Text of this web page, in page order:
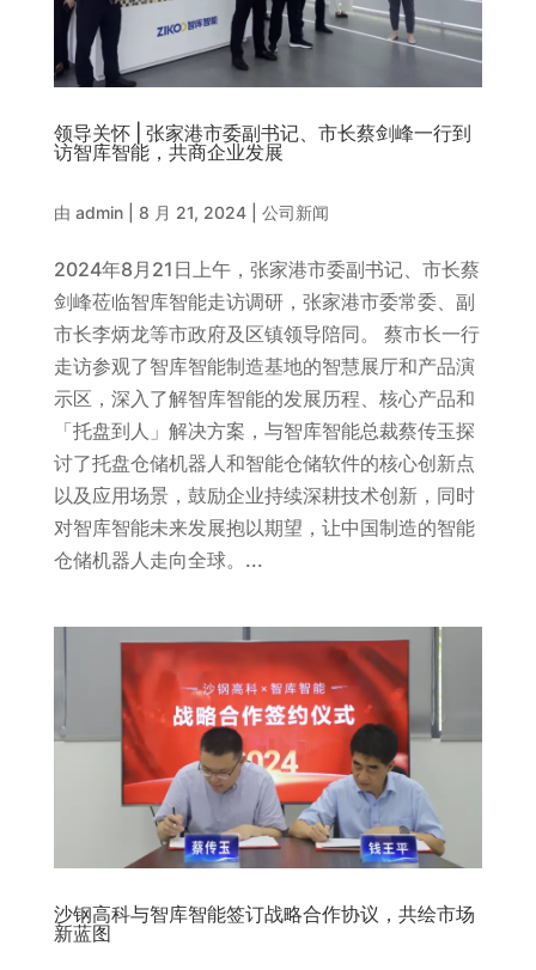
领导关怀 | 张家港市委副书记、市长蔡剑峰一行到
访智库智能，共商企业发展
由 admin| 8 月 21, 2024| 公司新闻
2024年8月21日上午，张家港市委副书记、市长蔡
剑峰莅临智库智能走访调研，张家港市委常委、副
市长李炳龙等市政府及区镇领导陪同。 蔡市长一行
走访参观了智库智能制造基地的智慧展厅和产品演
示区，深入了解智库智能的发展历程、核心产品和
「托盘到人」解决方案，与智库智能总裁蔡传玉探
讨了托盘仓储机器人和智能仓储软件的核心创新点
以及应用场景，鼓励企业持续深耕技术创新，同时
对智库智能未来发展抱以期望，让中国制造的智能
仓储机器人走向全球。...
沙钢高科与智库智能签订战略合作协议，共绘市场
新蓝图